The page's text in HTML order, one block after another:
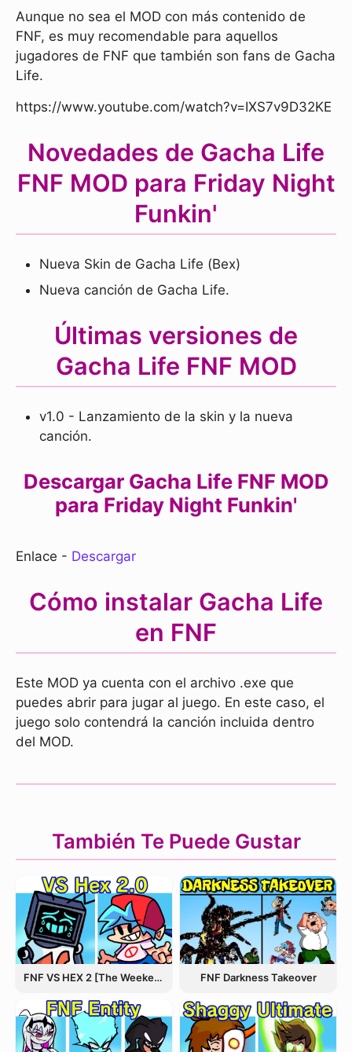
Aunque no sea el MOD con más contenido de
FNF, es muy recomendable para aquellos
jugadores de FNF que también son fans de Gacha
Life.
https://www.youtube.com/watch?v=IXS7v9D32KE
Novedades de Gacha Life
FNF MOD para Friday Night
Funkin'
Nueva Skin de Gacha Life (Bex)
Nueva canción de Gacha Life.
Últimas versiones de
Gacha Life FNF MOD
v1.0 - Lanzamiento de la skin y la nueva
canción.
Descargar Gacha Life FNF MOD
para Friday Night Funkin'
Enlace - Descargar
Cómo instalar Gacha Life
en FNF
Este MOD ya cuenta con el archivo .exe que
puedes abrir para jugar al juego. En este caso, el
juego solo contendrá la canción incluida dentro
del MOD.
También Te Puede Gustar
FNF VS HEX 2 [The Weekend Update] FNF Darkness Takeover